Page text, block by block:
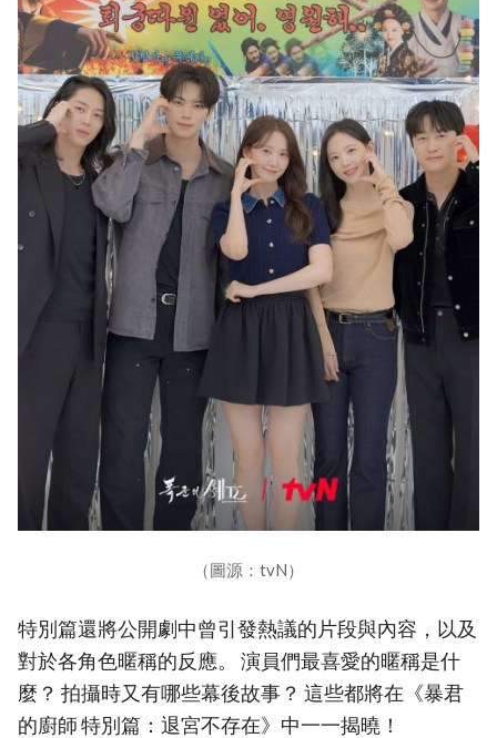
（圖源：tvN）
特別篇還將公開劇中曾引發熱議的片段與內容，以及
對於各角色暱稱的反應。 演員們最喜愛的暱稱是什
麼？ 拍攝時又有哪些幕後故事？ 這些都將在《暴君
的廚師 特別篇：退宮不存在》中一一揭曉！